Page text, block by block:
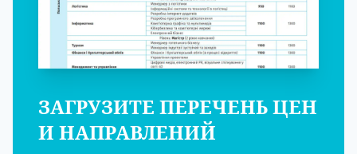
ЗАГРУЗИТЕ ПЕРЕЧЕНЬ ЦЕН
И НАПРАВЛЕНИЙ